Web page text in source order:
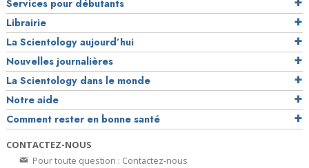
Services pour débutants
Librairie
La Scientology aujourd’hui
Nouvelles journalières
La Scientology dans le monde
Notre aide
Comment rester en bonne santé
CONTACTEZ-NOUS
Pour toute question : Contactez-nous